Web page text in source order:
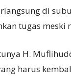
di
tugas meski
H.
harus